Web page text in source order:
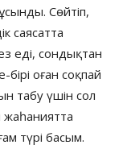
Сөйтіп,
саясатта
еді, сондықтан
бірі оған соқпай
табу үшін сол
жаһаниятта
түрі басым.